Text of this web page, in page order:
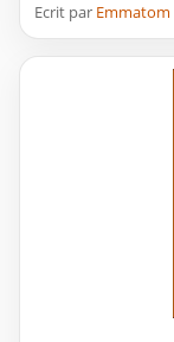
Ecrit par Emmatom